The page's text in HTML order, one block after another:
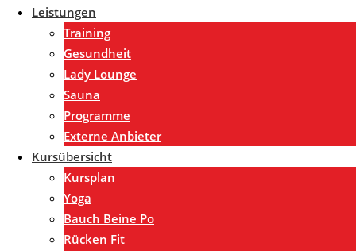
Leistungen
Training
Gesundheit
Lady Lounge
Sauna
Programme
Externe Anbieter
Kursübersicht
Kursplan
Yoga
Bauch Beine Po
Rücken Fit